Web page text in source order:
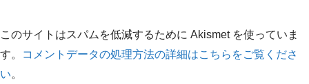
このサイトはスパムを低減するために Akismet を使っていま
す。
コメントデータの処理方法の詳細はこちらをご覧くださ
い。